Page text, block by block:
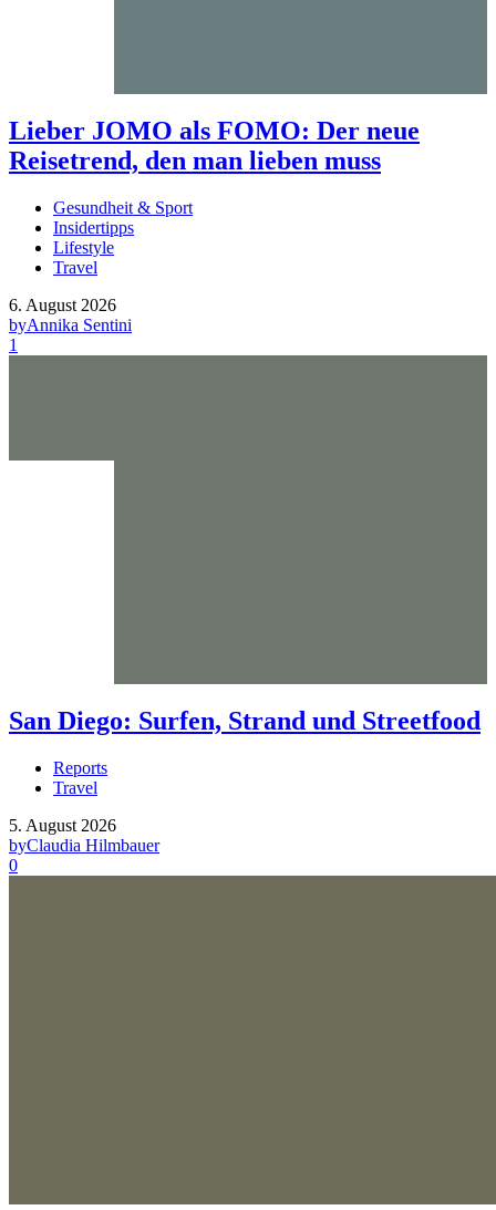
Lieber JOMO als FOMO: Der neue
Reisetrend, den man lieben muss
Gesundheit & Sport
Insidertipps
Lifestyle
Travel
6. August 2026
byAnnika Sentini
1
San Diego: Surfen, Strand und Streetfood
Reports
Travel
5. August 2026
byClaudia Hilmbauer
0